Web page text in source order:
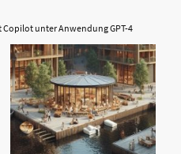
unter Anwendung GPT-4